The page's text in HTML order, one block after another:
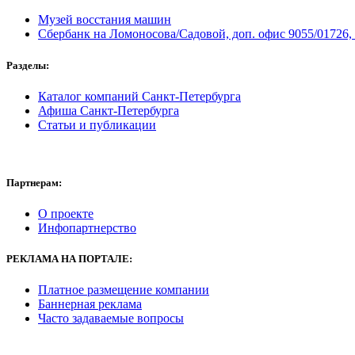
Музей восстания машин
Сбербанк на Ломоносова/Садовой, доп. офис 9055/
Разделы:
Каталог компаний Санкт-Петербурга
Афиша Санкт-Петербурга
Статьи и публикации
Партнерам:
О проекте
Инфопартнерство
РЕКЛАМАНА ПОРТАЛЕ:
Платное размещение компании
Баннерная реклама
Часто задаваемые вопросы